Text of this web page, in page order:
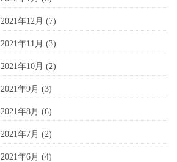
2021年12月 (7)
2021年11月 (3)
2021年10月 (2)
2021年9月 (3)
2021年8月 (6)
2021年7月 (2)
2021年6月 (4)